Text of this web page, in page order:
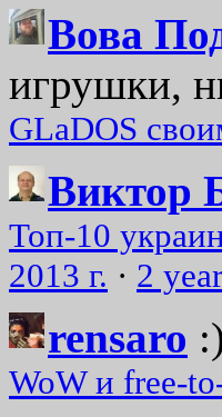
Вова
игрушки,
GLaDOS
Виктор
Топ-10
2013 г. · 2
rensaro
WoW и free-